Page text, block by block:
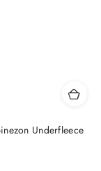
Underfleece